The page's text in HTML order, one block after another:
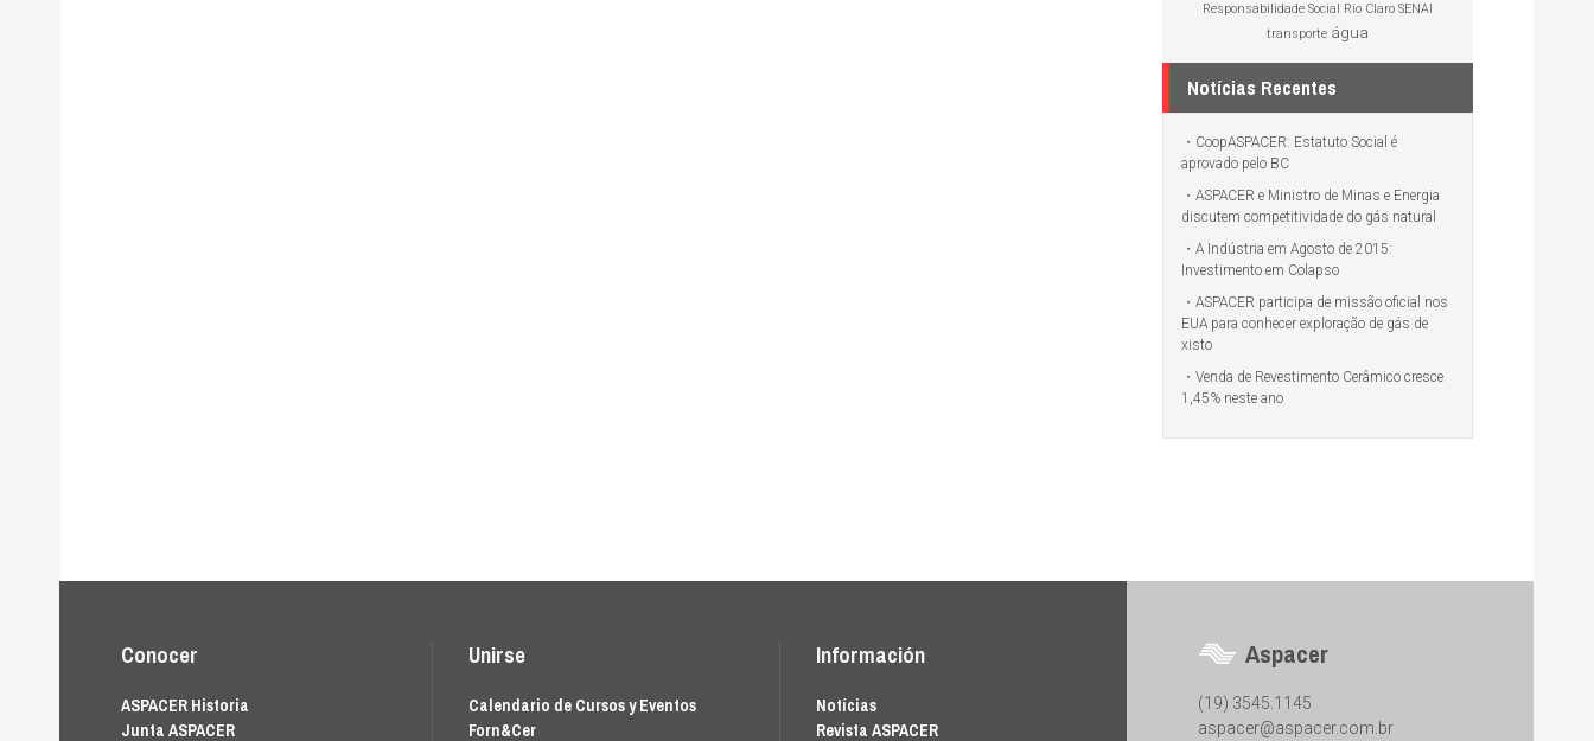
Responsabilidade Social Rio Claro SENAI
transporte água
Notícias Recentes
CoopASPACER: Estatuto Social é
aprovado pelo BC
ASPACER e Ministro de Minas e Energia
discutem competitividade do gás natural
A Indústria em Agosto de 2015:
Investimento em Colapso
ASPACER participa de missão oficial nos
EUA para conhecer exploração de gás de
xisto
Venda de Revestimento Cerâmico cresce
1,45% neste ano
Conocer
ASPACER Historia
Junta ASPACER
Unirse
Calendario de Cursos y Eventos
Forn&Cer
Información
Notícias
Revista ASPACER
Aspacer
(19) 3545.1145
aspacer@aspacer.com.br